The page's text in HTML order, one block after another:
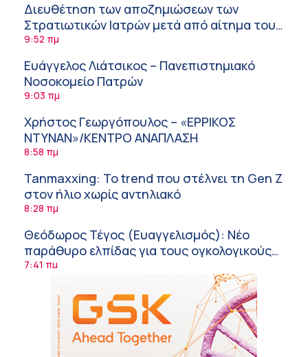
Διευθέτηση των αποζημιώσεων των
Στρατιωτικών Ιατρών μετά από αίτημα του
ΙΣΑ
9:52 πμ
Ευάγγελος Λιάτσικος – Πανεπιστημιακό
Νοσοκομείο Πατρών
9:03 πμ
Χρήστος Γεωργόπουλος – «ΕΡΡΙΚΟΣ
ΝΤΥΝΑΝ»/ΚΕΝΤΡΟ ΑΝΑΠΛΑΣΗ
8:58 πμ
Tanmaxxing: To trend που στέλνει τη Gen Z
στον ήλιο χωρίς αντηλιακό
8:28 πμ
Θεόδωρος Τέγος (Ευαγγελισμός): Νέο
παράθυρο ελπίδας για τους ογκολογικούς
ασθενείς μέσω κλινικών δοκιμών
7:41 πμ
Ασφάλεια στο νερό: 8 χρήσιμες οδηγίες
από τον Ελληνικό Ερυθρό Σταυρό
7:03 πμ
Μαρίνα Ραυτοπούλου (ΙΑΤΡΙΚΟ ΚΕΝΤΡΟ):